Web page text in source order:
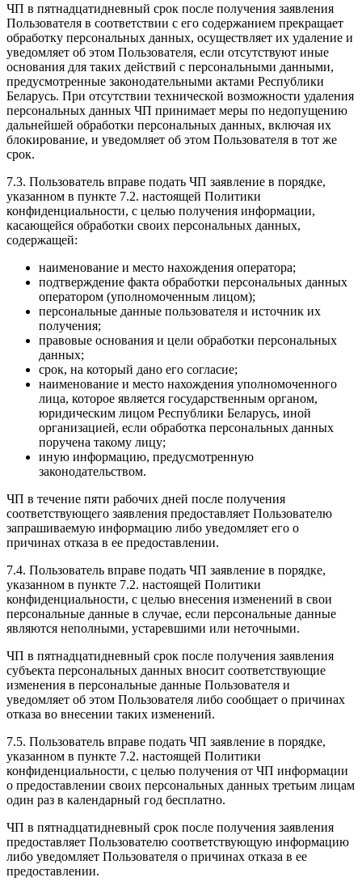
ЧП в пятнадцатидневный срок после получения заявления
Пользователя в соответствии с его содержанием прекращает
обработку персональных данных, осуществляет их удаление и
уведомляет об этом Пользователя, если отсутствуют иные
основания для таких действий с персональными данными,
предусмотренные законодательными актами Республики
Беларусь. При отсутствии технической возможности удаления
персональных данных ЧП принимает меры по недопущению
дальнейшей обработки персональных данных, включая их
блокирование, и уведомляет об этом Пользователя в тот же
срок.
7.3. Пользователь вправе подать ЧП заявление в порядке,
указанном в пункте 7.2. настоящей Политики
конфиденциальности, с целью получения информации,
касающейся обработки своих персональных данных,
содержащей:
наименование и место нахождения оператора;
подтверждение факта обработки персональных данных
оператором (уполномоченным лицом);
персональные данные пользователя и источник их
получения;
правовые основания и цели обработки персональных
данных;
срок, на который дано его согласие;
наименование и место нахождения уполномоченного
лица, которое является государственным органом,
юридическим лицом Республики Беларусь, иной
организацией, если обработка персональных данных
поручена такому лицу;
иную информацию, предусмотренную
законодательством.
ЧП в течение пяти рабочих дней после получения
соответствующего заявления предоставляет Пользователю
запрашиваемую информацию либо уведомляет его о
причинах отказа в ее предоставлении.
7.4. Пользователь вправе подать ЧП заявление в порядке,
указанном в пункте 7.2. настоящей Политики
конфиденциальности, с целью внесения изменений в свои
персональные данные в случае, если персональные данные
являются неполными, устаревшими или неточными.
ЧП в пятнадцатидневный срок после получения заявления
субъекта персональных данных вносит соответствующие
изменения в персональные данные Пользователя и
уведомляет об этом Пользователя либо сообщает о причинах
отказа во внесении таких изменений.
7.5. Пользователь вправе подать ЧП заявление в порядке,
указанном в пункте 7.2. настоящей Политики
конфиденциальности, с целью получения от ЧП информации
о предоставлении своих персональных данных третьим лицам
один раз в календарный год бесплатно.
ЧП в пятнадцатидневный срок после получения заявления
предоставляет Пользователю соответствующую информацию
либо уведомляет Пользователя о причинах отказа в ее
предоставлении.